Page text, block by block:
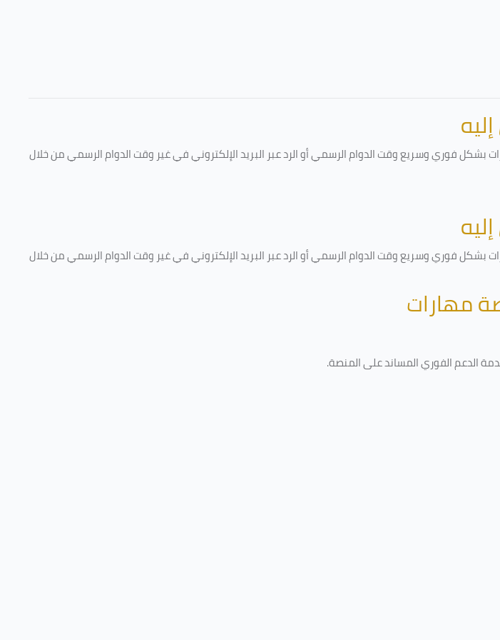
بشكل فوري وسريع وقت الدوام الرسمي أو الرد عبر البريد الإلكتروني في غير وقت الدوام الرسمي من خلال
بشكل فوري وسريع وقت الدوام الرسمي أو الرد عبر البريد الإلكتروني في غير وقت الدوام الرسمي من خلال
مهارات
الدعم الفوري المساند على المنصة.